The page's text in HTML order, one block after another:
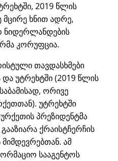
2019 წლის
ხნით ადრე,
კორუფცია.
თავდასხმები
უტრეხტში (2019 წლის
ორივე
უტრეხტში
პრეზიდენტმა
ქრაისტჩერჩის
ამ
სააგენტოს